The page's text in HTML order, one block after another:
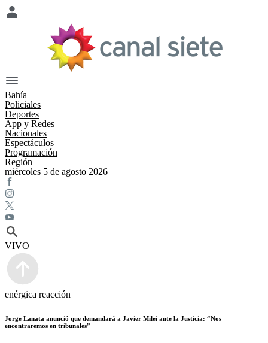
Bahía
Policiales
Deportes
App y Redes
Nacionales
Espectáculos
Programación
Región
miércoles 5 de agosto 2026
VIVO
enérgica reacción
Jorge Lanata anunció que demandará a Javier Milei ante la Justicia: “Nos
encontraremos en tribunales”